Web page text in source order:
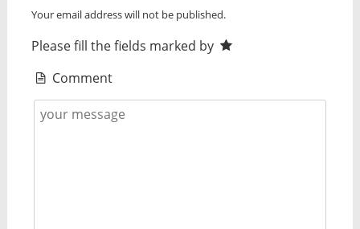
Your email address will not be published.
Please fill the fields marked by
Comment